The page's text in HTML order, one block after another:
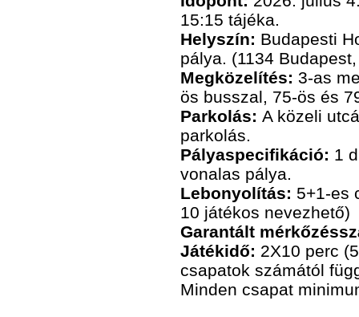
15:15 tájéka.
Helyszín: Budapesti
pálya. (1134
Megközelítés: 3-as
ös busszal, 75-ös és
Parkolás: A közeli
parkolás.
Pályaspecifikáció: 1
vonalas pálya.
Lebonyolítás: 5+1-es
10 játékos nevezhető)
Garantált
Játékidő: 2X10 perc
csapatok számától
Minden csapat